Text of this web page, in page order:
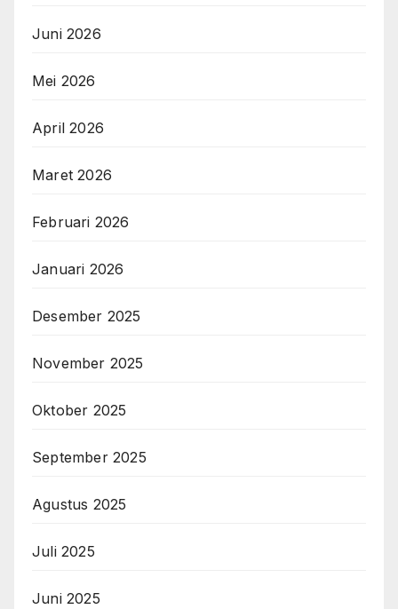
Juni 2026
Mei 2026
April 2026
Maret 2026
Februari 2026
Januari 2026
Desember 2025
November 2025
Oktober 2025
September 2025
Agustus 2025
Juli 2025
Juni 2025